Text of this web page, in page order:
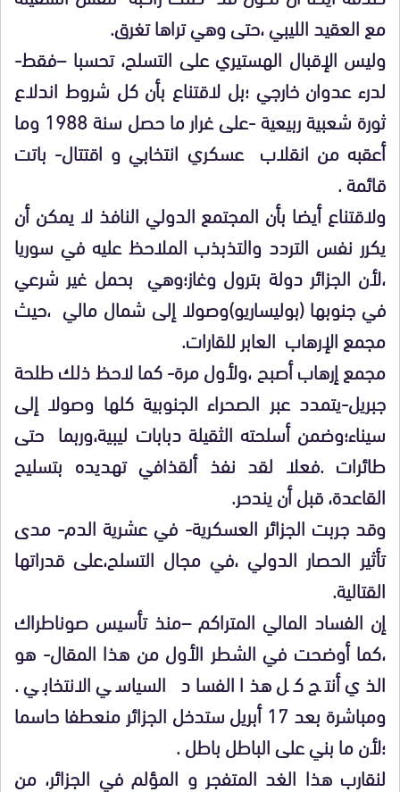
مع العقيد الليبي ،حتى وهي تراها تغرق.
وليس الإقبال الهستيري على التسلح، تحسبا –فقط-
لدرء عدوان خارجي ؛بل لاقتناع بأن كل شروط اندلاع
ثورة شعبية ربيعية -على غرار ما حصل سنة 1988 وما
أعقبه من انقلاب عسكري انتخابي و اقتتال- باتت
قائمة .
ولاقتناع أيضا بأن المجتمع الدولي النافذ لا يمكن أن
يكرر نفس التردد والتذبذب الملاحظ عليه في سوريا
،لأن الجزائر دولة بترول وغاز؛وهي بحمل غير شرعي
في جنوبها (بوليساريو)وصولا إلى شمال مالي ،حيث
مجمع الإرهاب العابر للقارات.
مجمع إرهاب أصبح ،ولأول مرة- كما لاحظ ذلك طلحة
جبريل-يتمدد عبر الصحراء الجنوبية كلها وصولا إلى
سيناء؛وضمن أسلحته الثقيلة دبابات ليبية،وربما حتى
طائرات .فعلا لقد نفذ ألقذافي تهديده بتسليح
القاعدة، قبل أن يندحر.
وقد جربت الجزائر العسكرية- في عشرية الدم- مدى
تأثير الحصار الدولي ،في مجال التسلح،على قدراتها
القتالية.
إن الفساد المالي المتراكم –منذ تأسيس صوناطراك
،كما أوضحت في الشطر الأول من هذا المقال- هو
الذي أنتج كل هذا الفساد السياسي الانتخابي .
ومباشرة بعد 17 أبريل ستدخل الجزائر منعطفا حاسما
؛لأن ما بني على الباطل باطل .
لنقارب هذا الغد المتفجر و المؤلم في الجزائر، من